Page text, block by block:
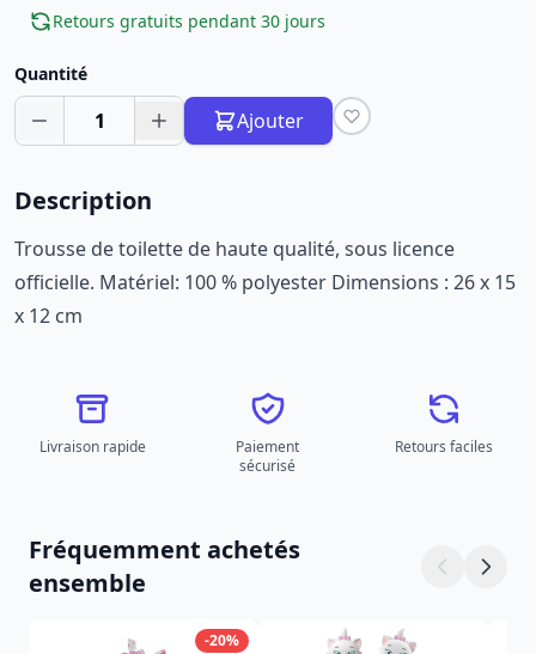
Retours gratuits pendant 30 jours
Quantité
1 Ajouter
Description
Trousse de toilette de haute qualité, sous licence
officielle. Matériel: 100 % polyester Dimensions : 26 x 15
x 12 cm
Livraison rapide
Paiement
sécurisé
Retours faciles
Fréquemment achetés
ensemble
-20%